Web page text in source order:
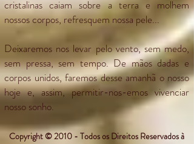
cristalinas caiam sobre a terra e molhem
nossos corpos, refresquem nossa pele...
Deixaremos nos levar pelo vento, sem medo,
sem pressa, sem tempo. De mãos dadas e
corpos unidos, faremos desse amanhã o nosso
hoje e, assim, permitir-nos-emos vivenciar
nosso sonho.
Copyright © 2010 - Todos os Direitos Reservados à